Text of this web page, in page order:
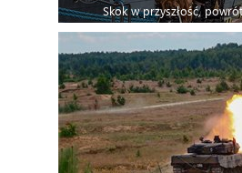
Skok w przyszłość,